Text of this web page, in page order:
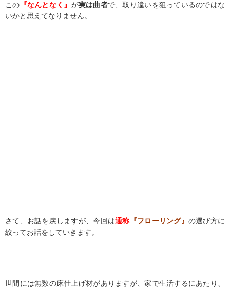
この 『なんとなく』 が実は曲者で、取り違いを狙っているのではな
いかと思えてなりません。
さて、お話を戻しますが、今回は通称 『フローリング』 の選び方に
絞ってお話をしていきます。
世間には無数の床仕上げ材がありますが、家で生活するにあたり、